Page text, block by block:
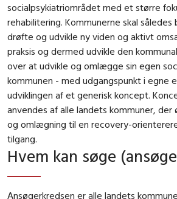
socialpsykiatriområdet med et større
rehabilitering. Kommunerne skal
drøfte og udvikle ny viden og aktivt
praksis og dermed udvikle den
over at udvikle og omlægge sin egen
kommunen - med udgangspunkt i egne
udviklingen af et generisk koncept.
anvendes af alle landets kommuner, der
og omlægning til en recovery-
tilgang.
Hvem kan søge
Ansøgerkredsen er alle landets